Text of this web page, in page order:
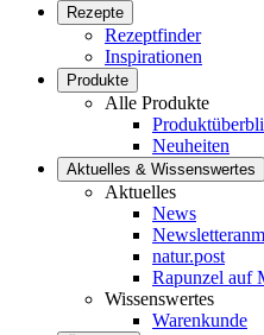
Rezepte
Rezeptfinder
Inspirationen
Produkte
Alle Produkte
Neuheiten
Aktuelles & Wissenswertes
Aktuelles
News
natur.post
Rapunzel auf
Wissenswertes
Warenkunde